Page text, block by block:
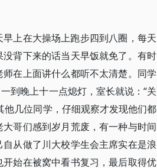
上在大操场上跑步四到八圈，每天
背下来的话当天早饭就免了。有时
在上面讲什么都听不太清楚。同学
到晚上十一点熄灯，室长就说：“关
几位同学，仔细观察才发现他们都
哥们感到岁月荒废，有一种与时间
从做了川大校学生会主席实在是浪
始在被窝中看书复习，最后取得优